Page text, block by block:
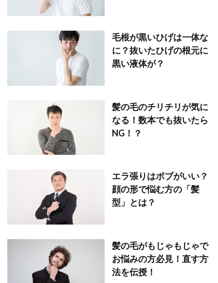
毛根が黒いひげは一体な
に？抜いたひげの根元に
黒い液体が？
髪の毛のチリチリが気に
なる！数本でも抜いたら
NG！？
エラ張りはボブがいい？
顔の形で悩む方の「髪
型」とは？
髪の毛がもじゃもじゃで
お悩みの方必見！直す方
法を伝授！